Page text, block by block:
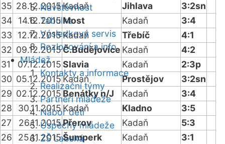
Návštěvnost
Tabulka
Výsledkový servis
Rozlosování a info
Mládež
Kontakty a informace
Realizační týmy
Partneři mládeže
Nábor dětí
Úspěchy mládeže
ZŠ Labská
35 28.12.2015Kadaň Jihlava
3:2sn
34
14.12.2015 Most Kadaň
3:4
33
12.12.2015Kadaň Třebíč
4:1
32 09.12.2015Č.Budějovice Kadaň
4:2
31
07.12.2015Slavia Kadaň
2:3p
30 05.12.2015Kadaň Prostějov
3:2sn
29 02.12.2015 Benátky n/J Kadaň
3:4
28
30.11.2015 Kadaň Kladno
3:5
27
26.11.2015Přerov Kadaň
5:3
26
25.11.2015Šumperk Kadaň
3:1